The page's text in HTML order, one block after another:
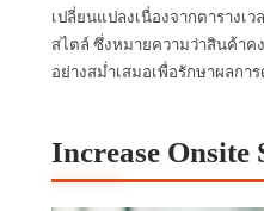
เปลี่ยนแปลงเนื่องจากตารางเ
สไตล์ ซึ่งหมายความว่าสินค้าค
อย่างสม่ำเสมอเพื่อรักษาผลกา
Increase Onsite